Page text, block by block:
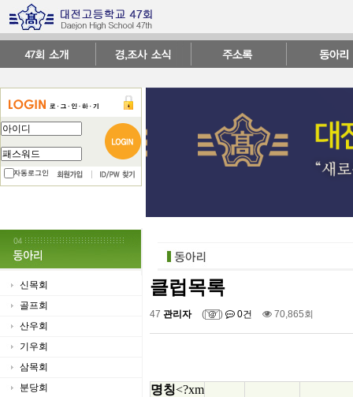
자동로그인
신목회
골프회
산우회
기우회
삼목회
분당회
클럽목록
47 관리자 ( ) 0건 70,865회
명칭<?xm